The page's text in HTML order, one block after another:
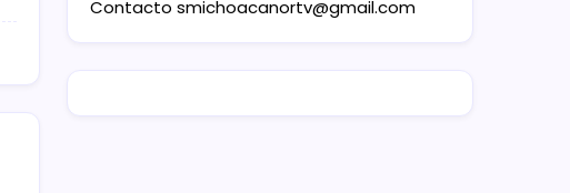
Contacto smichoacanortv@gmail.com